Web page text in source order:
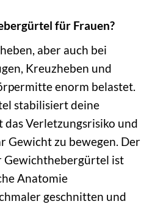
für Frauen?
aber auch bei
Kreuzheben und
enorm belastet.
stabilisiert deine
Verletzungsrisiko und
Gewicht zu bewegen. Der
Gewichthebergürtel ist
Anatomie
geschnitten und